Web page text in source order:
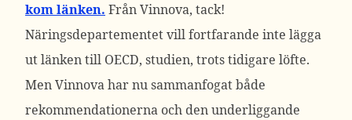
kom länken. Från Vinnova, tack!
Näringsdepartementet vill fortfarande inte lägga
ut länken till OECD, studien, trots tidigare löfte.
Men Vinnova har nu sammanfogat både
rekommendationerna och den underliggande